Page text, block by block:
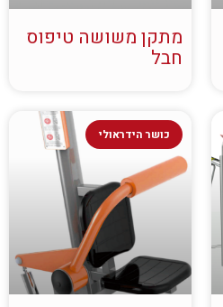
מתקן משושה טיפוס
חבל
כושר הידראולי